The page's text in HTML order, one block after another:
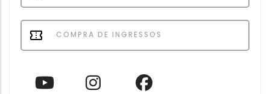
COMPRA DE INGRESSOS